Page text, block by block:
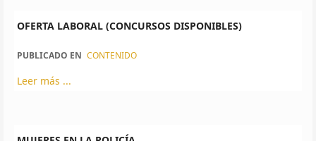
OFERTA LABORAL (CONCURSOS DISPONIBLES)
PUBLICADO EN CONTENIDO
Leer más ...